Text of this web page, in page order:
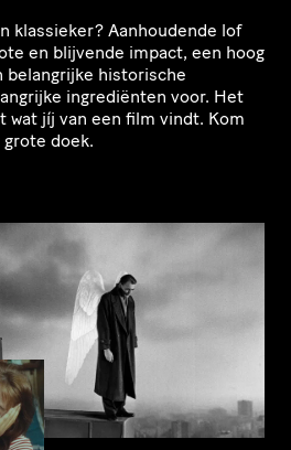
klassieker? Aanhoudende lof
en blijvende impact, een hoog
belangrijke historische
ingre­di­ënten voor. Het
wat jíj van een film vindt. Kom
doek.